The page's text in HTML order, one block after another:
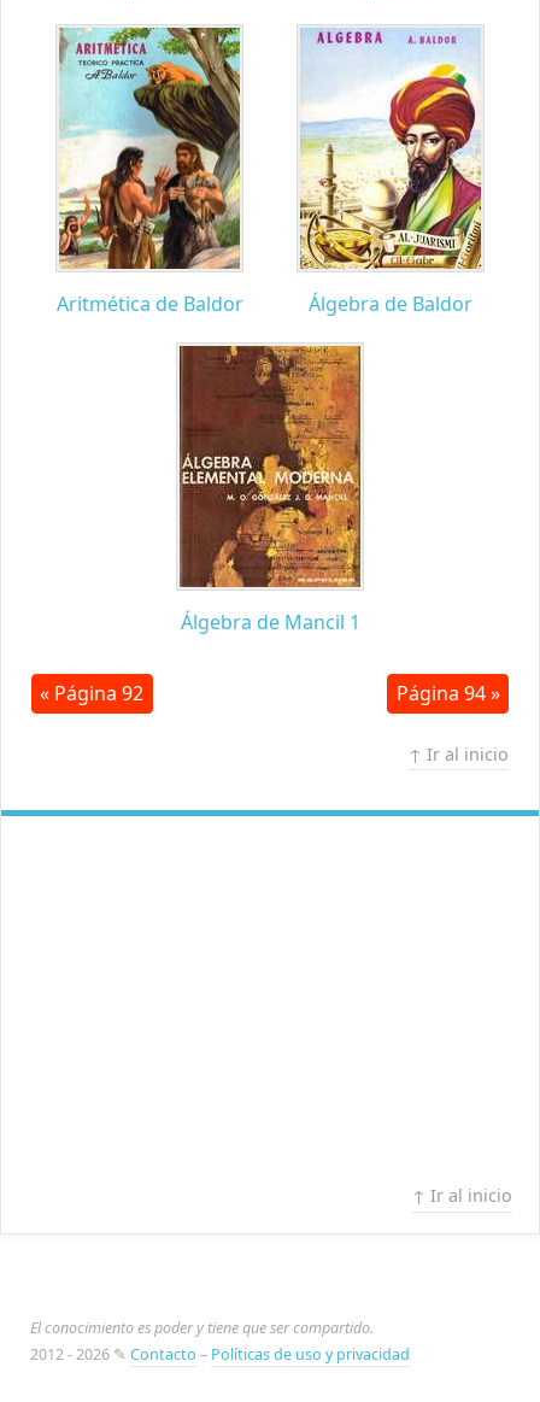
Aritmética de Baldor Álgebra de Baldor
Álgebra de Mancil 1
« Página 92 Página 94 »
↑ Ir al inicio
↑ Ir al inicio
El conocimiento es poder y tiene que ser compartido.
2012 - 2026 ✎ Contacto – Políticas de uso y privacidad